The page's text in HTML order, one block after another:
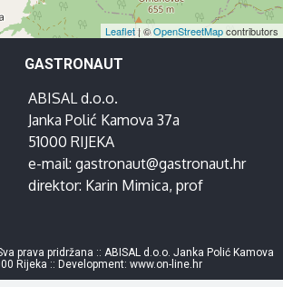
Leaflet| ©OpenStreetMapcontributors
GASTRONAUT
ABISAL d.o.o.
Janka Polić Kamova 37a
51000 RIJEKA
e-mail: gastronaut@gastronaut.hr
direktor: Karin Mimica, prof
prava pridržana :: ABISAL d.o.o. Janka Polić Kamova
Rijeka :: Development: www.on-line.hr